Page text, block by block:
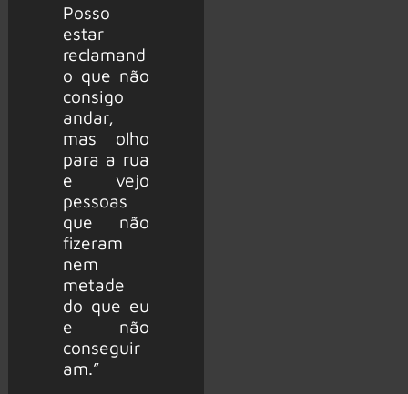
Posso
estar
reclamand
o que não
consigo
andar,
mas olho
para a rua
e vejo
pessoas
que não
fizeram
nem
metade
do que eu
e não
conseguir
am.”